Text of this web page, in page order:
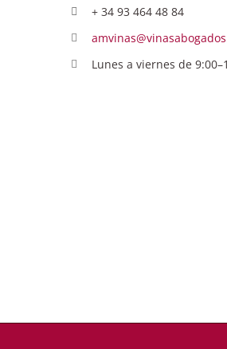
+ 34 93 464 48 84
Lunes a viernes de